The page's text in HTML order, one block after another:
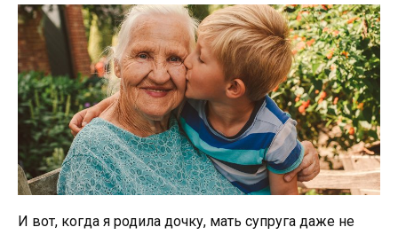
И вот, когда я родила дочку, мать супруга даже не